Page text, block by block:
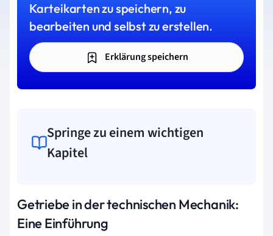
Karteikarten zu speichern, zu
bearbeiten und selbst zu erstellen.
Erklärung speichern
Springe zu einem wichtigen
Kapitel
Getriebe in der technischen Mechanik:
Eine Einführung